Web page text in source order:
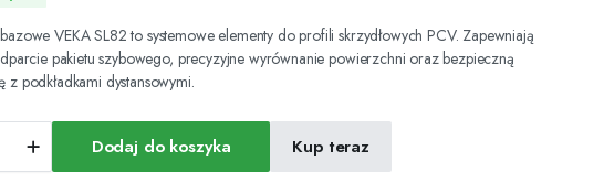
VEKA SL82 to systemowe elementy do profili skrzydłowych PCV. Zapewniają
pakietu szybowego, precyzyjne wyrównanie powierzchni oraz bezpieczną
z podkładkami dystansowymi.
Dodaj do koszyka Kup teraz